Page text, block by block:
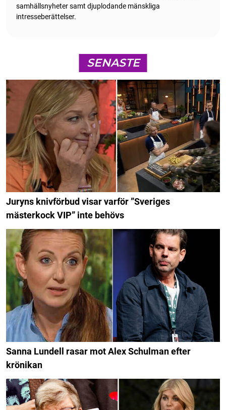
samhällsnyheter samt djuplodande mänskliga
intresseberättelser.
SENASTE
Juryns knivförbud visar varför ”Sveriges
mästerkock VIP” inte behövs
Sanna Lundell rasar mot Alex Schulman efter
krönikan